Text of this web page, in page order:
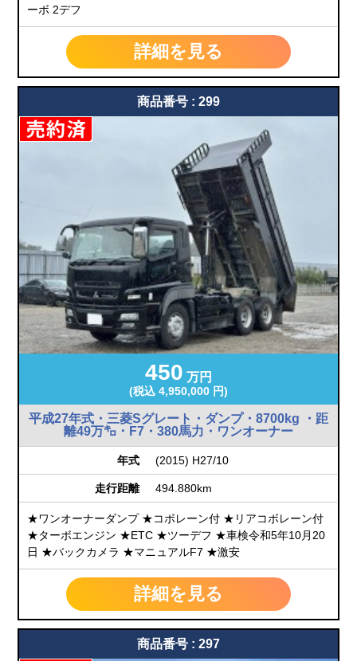
ーボ 2デフ
詳細を見る
商品番号 : 299
450 万円
(税込 4,950,000 円)
平成27年式・三菱Sグレート・ダンプ・8700kg ・距
離49万㌔・F7・380馬力・ワンオーナー
年式 (2015) H27/10
走行距離 494.880km
★ワンオーナーダンプ ★コボレーン付 ★リアコボレーン付
★ターボエンジン ★ETC ★ツーデフ ★車検令和5年10月20
日 ★バックカメラ ★マニュアルF7 ★激安
詳細を見る
商品番号 : 297